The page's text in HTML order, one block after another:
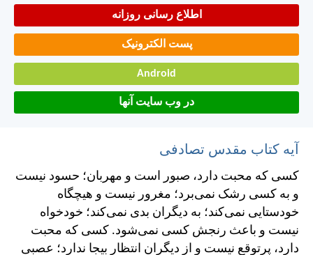
اطلاع رسانی روزانه
پست الکترونیک
Android
در وب سایت آنها
آیه کتاب مقدس تصادفی
كسی كه محبت دارد، صبور است و مهربان؛ حسود نيست
و به كسی رشک نمی‌برد؛ مغرور نيست و هيچگاه
خودستايی نمی‌كند؛ به ديگران بدی نمی‌كند؛ خودخواه
نيست و باعث رنجش كسی نمی‌شود. كسی كه محبت
دارد، پرتوقع نيست و از ديگران انتظار بيجا ندارد؛ عصبی